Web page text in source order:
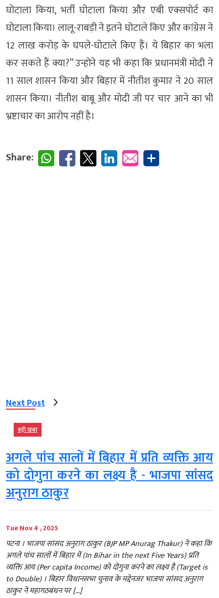
घोटाला किया, भर्ती घोटाला किया और एबी एक्सपोर्ट का
घोटाला किया। लालू-राबड़ी ने इतने घोटाले किए और कांग्रेस ने
12 लाख करोड़ के घपले-घोटाले किए हैं। ये बिहार का भला
कर सकते हैं क्या?” उन्होंने यह भी कहा कि प्रधानमंत्री मोदी ने
11 साल शासन किया और बिहार में नीतीश कुमार ने 20 साल
शासन किया। नीतीश बाबू और मोदी जी पर चार आने का भी
भ्रष्टाचार का आरोप नहीं है।
Share:
Next Post
बड़ी खबर
अगले पांच सालों में बिहार में प्रति व्यक्ति आय
को दोगुना करने का लक्ष्य है - भाजपा सांसद
अनुराग ठाकुर
Tue Nov 4 , 2025
पटना । भाजपा सांसद अनुराग ठाकुर (BJP MP Anurag Thakur) ने कहा कि
अगले पांच सालों में बिहार में (In Bihar in the next Five Years) प्रति
व्यक्ति आय (Per capita Income) को दोगुना करने का लक्ष्य है (Target is
to Double) । बिहार विधानसभा चुनाव के मद्देनजर भाजपा सांसद अनुराग
ठाकुर ने महागठबंधन पर […]